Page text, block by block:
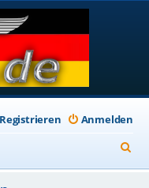
Anmelden
Registrieren
u